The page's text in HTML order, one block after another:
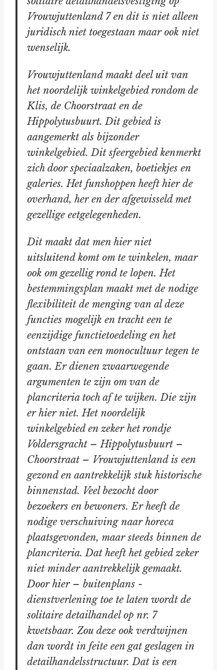
Vrouwjuttenland 7 en dit is niet alleen
juridisch niet toegestaan maar ook niet
wenselijk.
Vrouwjuttenland maakt deel uit van
het noordelijk winkelgebied rondom de
Klis, de Choorstraat en de
Hippolytusbuurt. Dit gebied is
aangemerkt als bijzonder
winkelgebied. Dit sfeergebied kenmerkt
zich door speciaalzaken, boetiekjes en
galeries. Het funshoppen heeft hier de
overhand, her en der afgewisseld met
gezellige eetgelegenheden.
Dit maakt dat men hier niet
uitsluitend komt om te winkelen, maar
ook om gezellig rond te lopen. Het
bestemmingsplan maakt met de nodige
flexibiliteit de menging van al deze
functies mogelijk en tracht een te
eenzijdige functietoedeling en het
ontstaan van een monocultuur tegen te
gaan. Er dienen zwaarwegende
argumenten te zijn om van de
plancriteria toch af te wijken. Die zijn
er hier niet. Het noordelijk
winkelgebied en zeker het rondje
Voldersgracht – Hippolytusbuurt –
Choorstraat – Vrouwjuttenland is een
gezond en aantrekkelijk stuk historische
binnenstad. Veel bezocht door
bezoekers en bewoners. Er heeft de
nodige verschuiving naar horeca
plaatsgevonden, maar steeds binnen de
plancriteria. Dat heeft het gebied zeker
niet minder aantrekkelijk gemaakt.
Door hier – buitenplans -
dienstverlening toe te laten wordt de
solitaire detailhandel op nr. 7
kwetsbaar. Zou deze ook verdwijnen
dan wordt in feite een gat geslagen in
detailhandelsstructuur. Dat is een